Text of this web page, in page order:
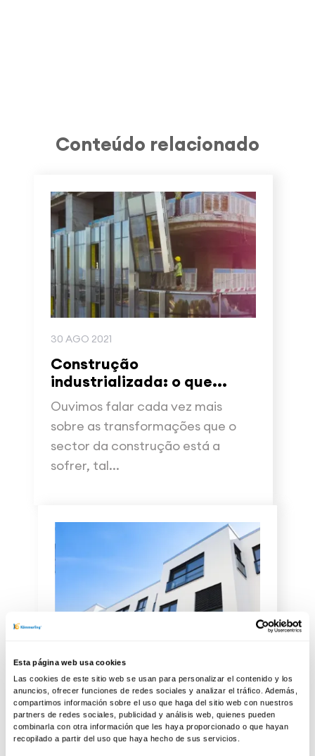
Esta página web usa cookies
Las cookies de este sitio web se usan para personalizar el contenido y los
anuncios, ofrecer funciones de redes sociales y analizar el tráfico. Además,
compartimos información sobre el uso que haga del sitio web con nuestros
partners de redes sociales, publicidad y análisis web, quienes pueden
combinarla con otra información que les haya proporcionado o que hayan
recopilado a partir del uso que haya hecho de sus servicios.
Conteúdo relacionado
30 AGO 2021
Construção
industrializada: o que...
Ouvimos falar cada vez mais
sobre as transformações que o
sector da construção está a
sofrer, tal...
19 FEB 2021
Janelas que combinam PVC
e alumínio
Porquê escolher entre
isolamento e estética se se